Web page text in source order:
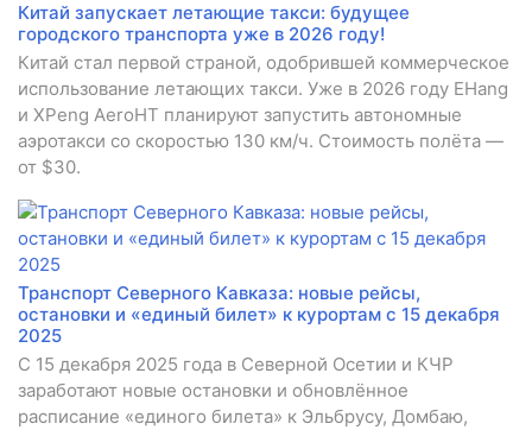
Китай запускает летающие такси: будущее
городского транспорта уже в 2026 году!
Китай стал первой страной, одобрившей коммерческое
использование летающих такси. Уже в 2026 году EHang
и XPeng AeroHT планируют запустить автономные
аэротакси со скоростью 130 км/ч. Стоимость полёта —
от $30.
Транспорт Северного Кавказа: новые рейсы,
остановки и «единый билет» к курортам с 15 декабря
2025
С 15 декабря 2025 года в Северной Осетии и КЧР
заработают новые остановки и обновлённое
расписание «единого билета» к Эльбрусу, Домбаю,